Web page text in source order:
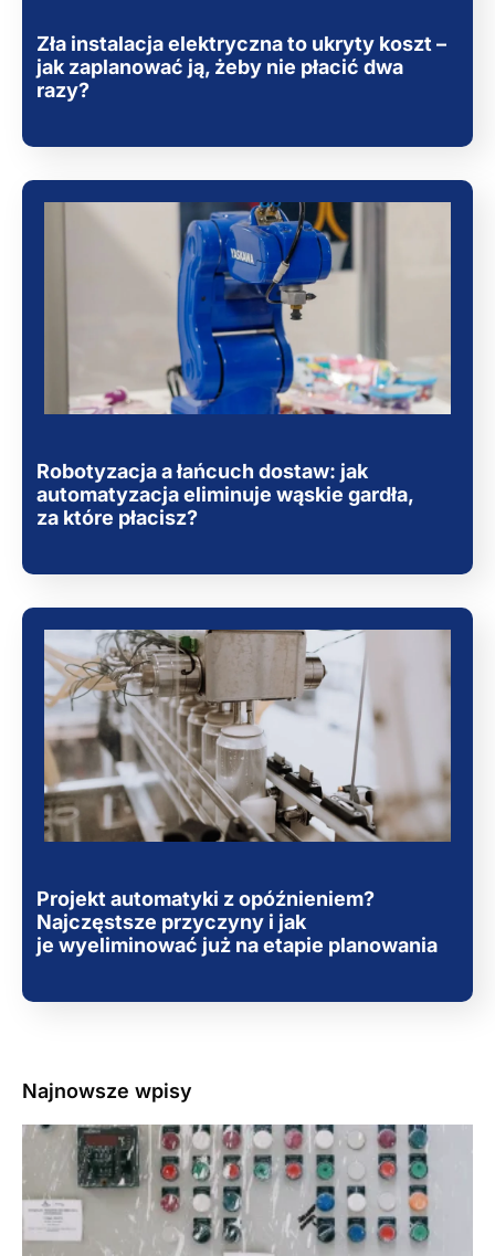
Zła instalacja elektryczna to ukryty koszt –
jak zaplanować ją, żeby nie płacić dwa
razy?
Robotyzacja a łańcuch dostaw: jak
automatyzacja eliminuje wąskie gardła,
za które płacisz?
Projekt automatyki z opóźnieniem?
Najczęstsze przyczyny i jak
je wyeliminować już na etapie planowania
Najnowsze wpisy